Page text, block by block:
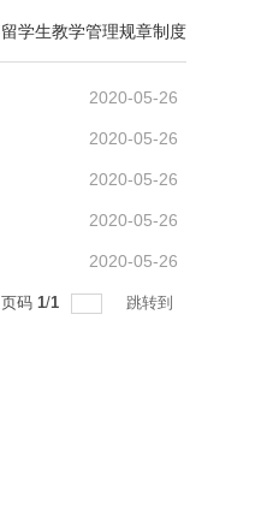
留学生教学管理规章制度
2020-05-26
2020-05-26
2020-05-26
2020-05-26
2020-05-26
页码 1/1 跳转到